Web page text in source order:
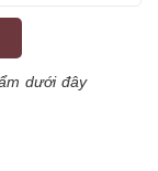
dưới đây